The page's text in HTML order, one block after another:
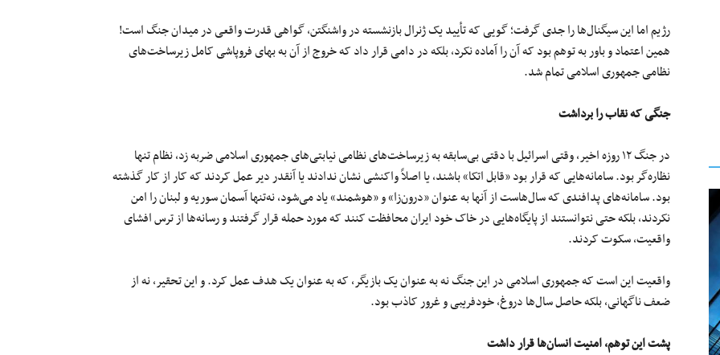
رژیم اما این سیگنال‌ها را جدی گرفت؛ گویی که تأیید یک ژنرال بازنشسته در واشنگتن، گواهی قدرت واقعی در میدان جنگ است!
همین اعتماد و باور به توهم بود که آن را آماده نکرد، بلکه در دامی قرار داد که خروج از آن به بهای فروپاشی کامل زیرساخت‌های
نظامی جمهوری اسلامی تمام شد.
جنگی که نقاب را برداشت
در جنگ ۱۲ روزه اخیر، وقتی اسرائیل با دقتی بی‌سابقه به زیرساخت‌های نظامی نیابتی‌های جمهوری اسلامی ضربه زد، نظام تنها
نظاره‌گر بود. سامانه‌هایی که قرار بود «قابل اتکا» باشند، یا اصلاً واکنشی نشان ندادند یا آنقدر دیر عمل کردند که کار از کار گذشته
بود. سامانه‌های پدافندی که سال‌هاست از آنها به‌ عنوان «درون‌زا» و «هوشمند» یاد می‌شود، نه‌تنها آسمان سوریه و لبنان را امن
نکردند، بلکه حتی نتوانستند از پایگاه‌هایی در خاک خود ایران محافظت کنند که مورد حمله قرار گرفتند و رسانه‌ها از ترس افشای
واقعیت، سکوت کردند.
واقعیت این است که جمهوری اسلامی در این جنگ نه به عنوان یک بازیگر، که به عنوان یک هدف عمل کرد. و این تحقیر، نه از
ضعف‌ ناگهانی، بلکه حاصل سال‌ها دروغ، خودفریبی و غرور کاذب بود.
پشت این توهم، امنیت انسان‌ها قرار داشت